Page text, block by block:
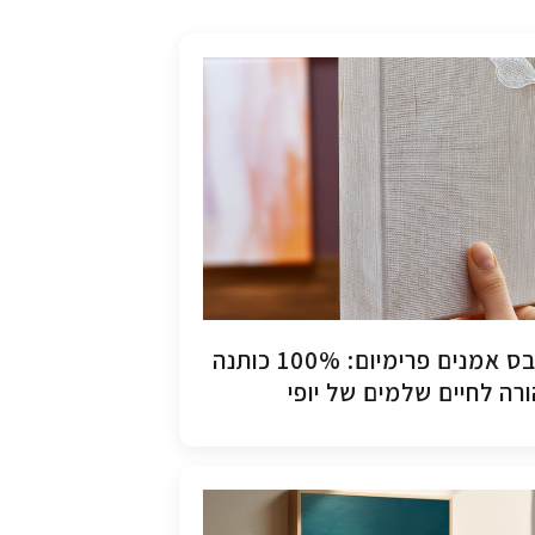
קנבס אמנים פרימיום: 100% כותנה
לחיים שלמים של יופי